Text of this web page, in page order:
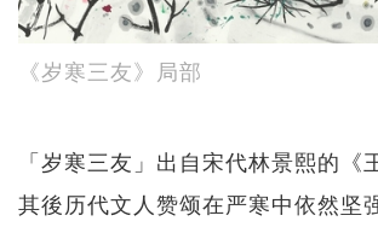
《岁寒三友》局部
「岁寒三友」出自宋代林景熙的《
其後历代文人赞颂在严寒中依然坚